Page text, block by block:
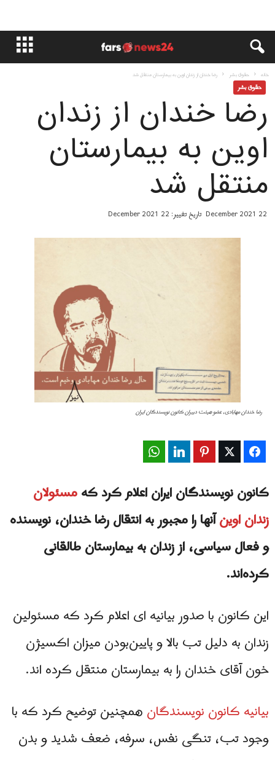
خانه حقوق بشر رضا خندان از زندان اوین به بیمارستان منتقل شد
حقوق بشر
رضا خندان از زندان
اوین به بیمارستان
منتقل شد
22 December 2021 تاریخ تغییر: 22 December 2021
رضا خندان مهابادی، عضو هیئت دبیران کانون نویسندگان ایران
Facebook
Twitter
Pinterest
LinkedIn
کانون نویسندگان ایران اعلام کرد کهمسئولان
زندان اوینآنها را مجبور به انتقال رضا خندان، نویسنده
و فعال سیاسی، از زندان به بیمارستان طالقانی
کرده‌اند.
این کانون با صدور بیانیه ای اعلام کرد که مسئولین
زندان به دلیل تب بالا و پایین‌بودن میزان اکسیژن
خون آقای خندان را به بیمارستان منتقل کرده اند.
بیانیه کانون نویسندگانهمچنین توضیح کرد که با
وجود تب، تنگی نفس، سرفه، ضعف شدید و بدن